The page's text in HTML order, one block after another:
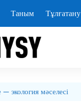
Таным Тұлғатану
— экология мәселесі